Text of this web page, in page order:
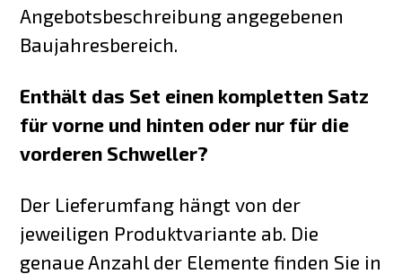
Angebotsbeschreibung angegebenen
Baujahresbereich.
Enthält das Set einen kompletten Satz
für vorne und hinten oder nur für die
vorderen Schweller?
Der Lieferumfang hängt von der
jeweiligen Produktvariante ab. Die
genaue Anzahl der Elemente finden Sie in